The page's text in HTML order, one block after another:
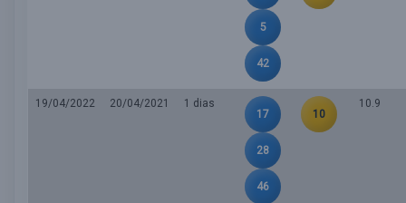
5
42
19/04/2022 20/04/2021
1 dias
17
28
46
10
10.9